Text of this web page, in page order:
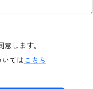
します。
てはこちら